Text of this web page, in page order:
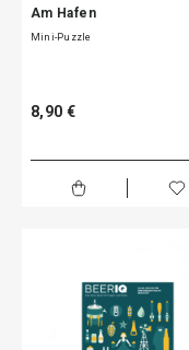
Am Hafen
Mini-Puzzle
8,90 €